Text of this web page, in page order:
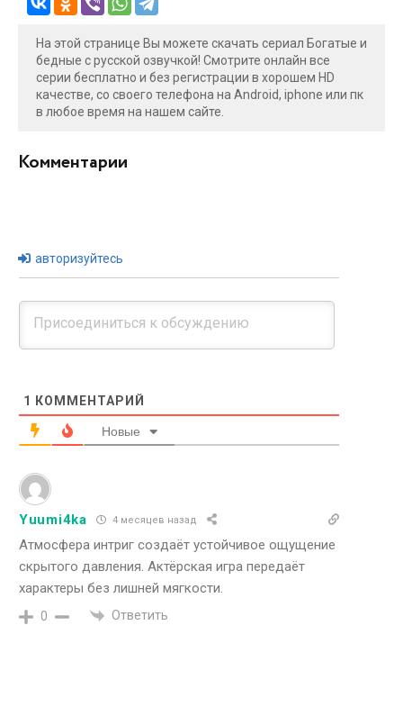
На этой странице Вы можете скачать сериал Богатые и
бедные с русской озвучкой! Смотрите онлайн все
серии бесплатно и без регистрации в хорошем HD
качестве, со своего телефона на Android, iphone или пк
в любое время на нашем сайте.
Комментарии
авторизуйтесь
1 КОММЕНТАРИЙ
Новые
Yuumi4ka 4 месяцев назад
Атмосфера интриг создаёт устойчивое ощущение
скрытого давления. Актёрская игра передаёт
характеры без лишней мягкости.
0 Ответить